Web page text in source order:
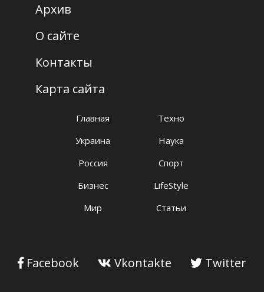
Главная
Украина
Россия
Бизнес
Мир
Техно
Наука
Спорт
LifeStyle
Статьи
Facebook Vkontakte Twitter
Архив
О сайте
Контакты
Карта сайта